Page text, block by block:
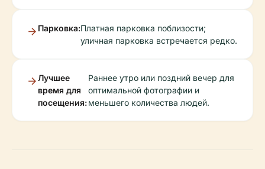
Парковка:Платная парковка поблизости;
уличная парковка встречается редко.
Лучшее
время для
посещения:
Раннее утро или поздний вечер для
оптимальной фотографии и
меньшего количества людей.